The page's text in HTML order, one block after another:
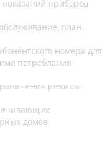
приборов
план-
номера для
потребления
режима
домов